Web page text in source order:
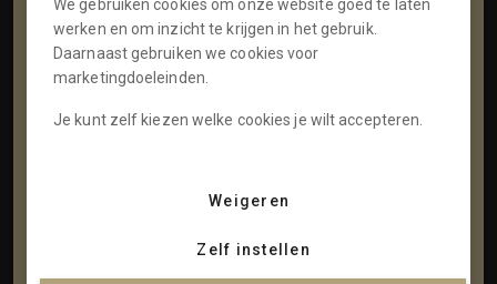
Schrijf je in voor onze nieuwsbrief
Voornaam
We gebruiken cookies om onze website goed te laten
werken en om inzicht te krijgen in het gebruik.
Daarnaast gebruiken we cookies voor
marketingdoeleinden.
Je kunt zelf kiezen welke cookies je wilt accepteren.
Weigeren
Zelf instellen